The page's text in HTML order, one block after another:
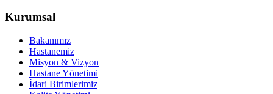
Kurumsal
Bakanımız
Hastanemiz
Misyon & Vizyon
Hastane Yönetimi
İdari Birimlerimiz